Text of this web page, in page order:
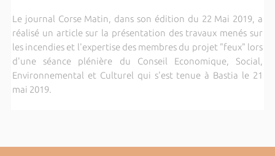
Le journal Corse Matin, dans son édition du 22 Mai 2019, a
réalisé un article sur la présentation des travaux menés sur
les incendies et l'expertise des membres du projet "feux" lors
d'une séance plénière du Conseil Economique, Social,
Environnemental et Culturel qui s'est tenue à Bastia le 21
mai 2019.